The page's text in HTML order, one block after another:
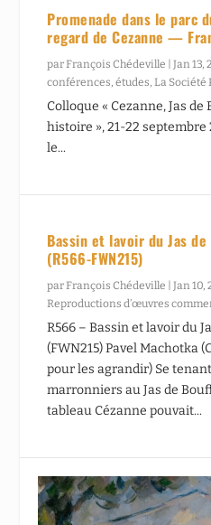
Promenade dans le parc
regard de Cezanne —
par François Chédeville |Jan 13,
conférences, études La Société
Colloque « Cezanne, Jas
histoire », 21-22 septembre
le...
Bassin et lavoir du Jas de
(R566-FWN215)
par François Chédeville |Jan 10,
Reproductions d’œuvres
R566 – Bassin et lavoir du
(FWN215) Pavel Machotka
pour les agrandir) Se
marronniers au Jas de
tableau Cézanne pouvait...